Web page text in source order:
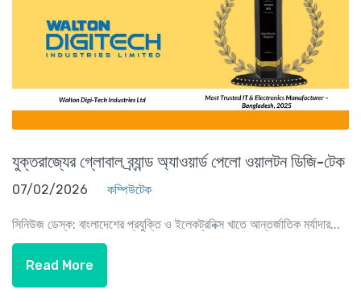
যুক্তরাজ্যের গ্লোবাল ব্র্যান্ড অ্যাওয়ার্ড পেলো ওয়ালটন ডিজি-টেক
07/02/2026 কম্পিউটেক
সিনিউজ ডেস্ক: বাংলাদেশের প্রযুক্তি ও ইলেকট্রনিক্স খাতে আন্তর্জাতিক মর্যাদার...
Read More